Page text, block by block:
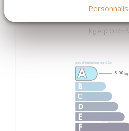
GES
kg éqCO2/
3.00